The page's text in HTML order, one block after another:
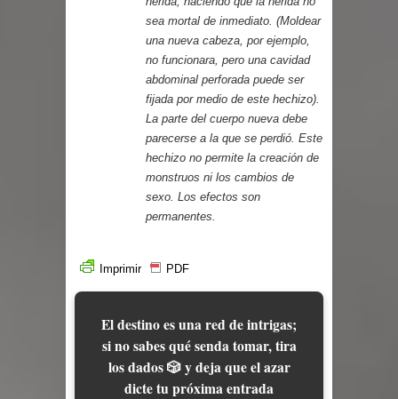
sea mortal de inmediato. (Moldear
una nueva cabeza, por ejemplo,
no funcionara, pero una cavidad
abdominal perforada puede ser
fijada por medio de este hechizo).
La parte del cuerpo nueva debe
parecerse a la que se perdió. Este
hechizo no permite la creación de
monstruos ni los cambios de
sexo. Los efectos son
permanentes.
Imprimir PDF
El destino es una red de intrigas;
si no sabes qué senda tomar, tira
los dados 🎲 y deja que el azar
dicte tu próxima entrada